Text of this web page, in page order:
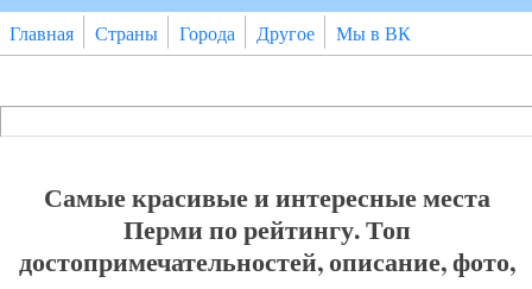
Перейти к основному содержанию
Главная Страны Города Другое Мы в ВК
Форма поиска
Самые красивые и интересные места
Перми по рейтингу. Топ
достопримечательностей, описание, фото,